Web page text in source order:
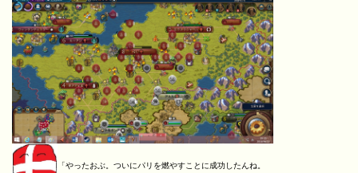
「やったおぶ。ついにパリを燃やすことに成功したんね。